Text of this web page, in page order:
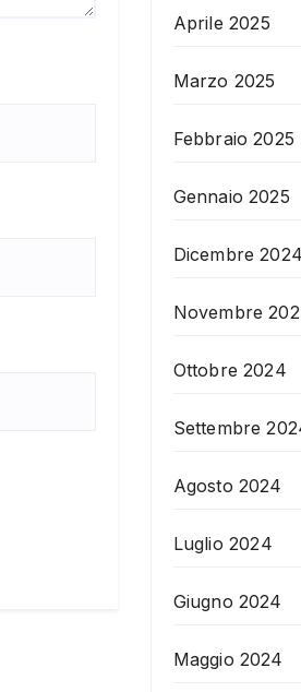
Aprile 2025
Marzo 2025
Febbraio 2025
Gennaio 2025
Dicembre 2024
Novembre
Ottobre 2024
Settembre
Agosto 2024
Luglio 2024
Giugno 2024
Maggio 2024